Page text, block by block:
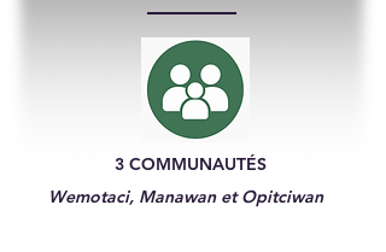
3 COMMUNAUTÉS
Wemotaci, Manawan et Opitciwan